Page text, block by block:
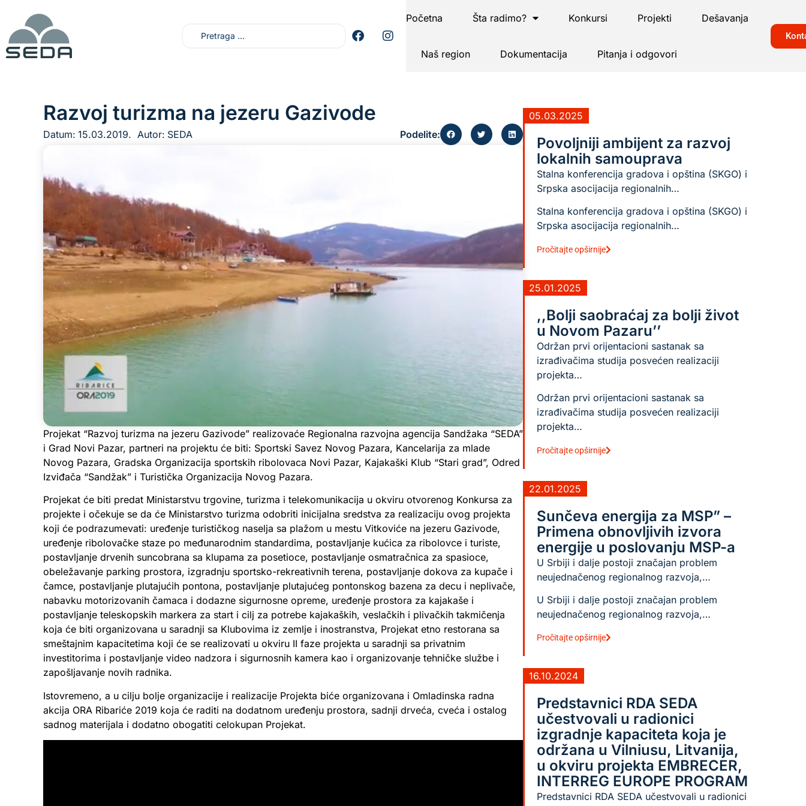
Početna Šta radimo? Konkursi Projekti Dešavanja
Naš region Dokumentacija Pitanja i odgovori
Razvoj turizma na jezeru Gazivode
Datum: 15.03.2019. Autor: SEDA Podelite:
Projekat “Razvoj turizma na jezeru Gazivode” realizovaće Regionalna razvojna agencija Sandžaka “SEDA”
i Grad Novi Pazar, partneri na projektu će biti: Sportski Savez Novog Pazara, Kancelarija za mlade
Novog Pazara, Gradska Organizacija sportskih ribolovaca Novi Pazar, Kajakaški Klub “Stari grad”, Odred
Izviđača “Sandžak” i Turistička Organizacija Novog Pazara.
Projekat će biti predat Ministarstvu trgovine, turizma i telekomunikacija u okviru otvorenog Konkursa za
projekte i očekuje se da će Ministarstvo turizma odobriti inicijalna sredstva za realizaciju ovog projekta
koji će podrazumevati: uređenje turističkog naselja sa plažom u mestu Vitkoviće na jezeru Gazivode,
uređenje ribolovačke staze po međunarodnim standardima, postavljanje kućica za ribolovce i turiste,
postavljanje drvenih suncobrana sa klupama za posetioce, postavljanje osmatračnica za spasioce,
obeležavanje parking prostora, izgradnju sportsko-rekreativnih terena, postavljanje dokova za kupače i
čamce, postavljanje plutajućih pontona, postavljanje plutajućeg pontonskog bazena za decu i neplivače,
nabavku motorizovanih čamaca i dodazne sigurnosne opreme, uređenje prostora za kajakaše i
postavljanje teleskopskih markera za start i cilj za potrebe kajakaških, veslačkih i plivačkih takmičenja
koja će biti organizovana u saradnji sa Klubovima iz zemlje i inostranstva, Projekat etno restorana sa
smeštajnim kapacitetima koji će se realizovati u okviru II faze projekta u saradnji sa privatnim
investitorima i postavljanje video nadzora i sigurnosnih kamera kao i organizovanje tehničke službe i
zapošljavanje novih radnika.
Istovremeno, a u cilju bolje organizacije i realizacije Projekta biće organizovana i Omladinska radna
akcija ORA Ribariće 2019 koja će raditi na dodatnom uređenju prostora, sadnji drveća, cveća i ostalog
sadnog materijala i dodatno obogatiti celokupan Projekat.
05.03.2025
Povoljniji ambijent za razvoj
lokalnih samouprava
Stalna konferencija gradova i opština (SKGO) i
Srpska asocijacija regionalnih…
Stalna konferencija gradova i opština (SKGO) i
Srpska asocijacija regionalnih…
Pročitajte opširnije
25.01.2025
,,Bolji saobraćaj za bolji život
u Novom Pazaru’’
Održan prvi orijentacioni sastanak sa
izrađivačima studija posvećen realizaciji
projekta…
Održan prvi orijentacioni sastanak sa
izrađivačima studija posvećen realizaciji
projekta…
Pročitajte opširnije
22.01.2025
Sunčeva energija za MSP” –
Primena obnovljivih izvora
energije u poslovanju MSP-a
U Srbiji i dalje postoji značajan problem
neujednačenog regionalnog razvoja,…
U Srbiji i dalje postoji značajan problem
neujednačenog regionalnog razvoja,…
Pročitajte opširnije
16.10.2024
Predstavnici RDA SEDA
učestvovali u radionici
izgradnje kapaciteta koja je
održana u Vilniusu, Litvanija,
u okviru projekta EMBRECER,
INTERREG EUROPE PROGRAM
Predstavnici RDA SEDA učestvovali u radionici